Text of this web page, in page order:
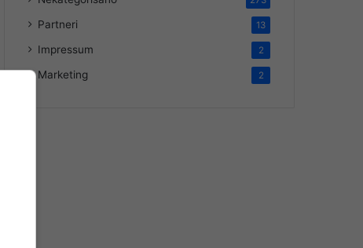
Partneri 13
Impressum 2
Marketing 2